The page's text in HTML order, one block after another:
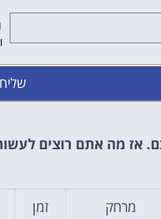
אטרקציות
הפעילויות השוות ביותר
אז מה אתם רוצים
מרחק
זמן